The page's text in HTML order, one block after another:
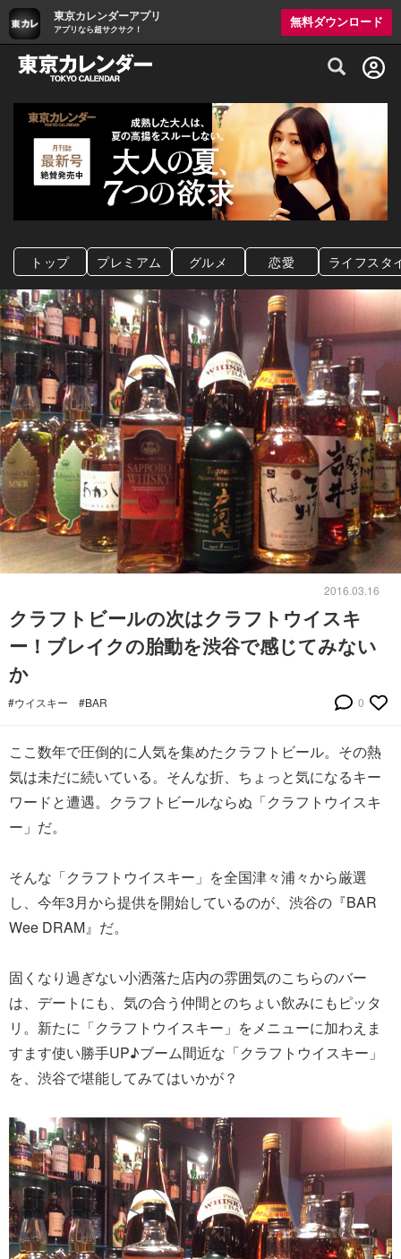
東京カレンダーアプリ
アプリなら超サクサク！
無料ダウンロード
グルメ情報・プレミアムレストラン予約
トップ プレミアム グルメ 恋愛 ライフスタ
2016.03.16
クラフトビールの次はクラフトウイスキ
ー！ブレイクの胎動を渋谷で感じてみない
か
#ウイスキー #BAR 0
ここ数年で圧倒的に人気を集めたクラフトビール。その熱
気は未だに続いている。そんな折、ちょっと気になるキー
ワードと遭遇。クラフトビールならぬ「クラフトウイスキ
ー」だ。
そんな「クラフトウイスキー」を全国津々浦々から厳選
し、今年3月から提供を開始しているのが、渋谷の『BAR
Wee DRAM』だ。
固くなり過ぎない小洒落た店内の雰囲気のこちらのバー
は、デートにも、気の合う仲間とのちょい飲みにもピッタ
リ。新たに「クラフトウイスキー」をメニューに加わえま
すます使い勝手UP♪ブーム間近な「クラフトウイスキー」
を、渋谷で堪能してみてはいかが？